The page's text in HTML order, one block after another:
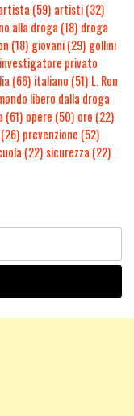
(59) artisti(32)
alla droga (18) droga
(18) giovani(29) gollini
investigatore privato
(66) italiano (51) L. Ron
libero dalla droga
(61) opere (50) oro (22)
(26) prevenzione (52)
(22) sicurezza (22)